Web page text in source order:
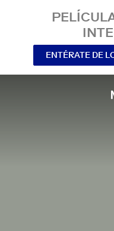
ENTÉRATE DE